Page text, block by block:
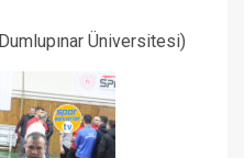
Üniversitesi)